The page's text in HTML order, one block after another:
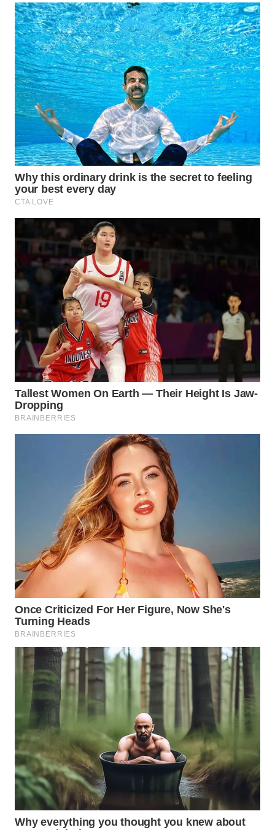
BEKASI
WN
BOGOR
WN
DEPOK
TAPANULI
UTARA
WN
SAMOSIR
PADANG
LAWAS
SUMEDANG
WN
CIANJUR
WN
KEPULAUAN
SERIBU
CIREBON
WN
KUNINGAN
WN
MAJALENGKA
WN
SUBANG
WN
SUKABUMI
WN
PURWAKARTA